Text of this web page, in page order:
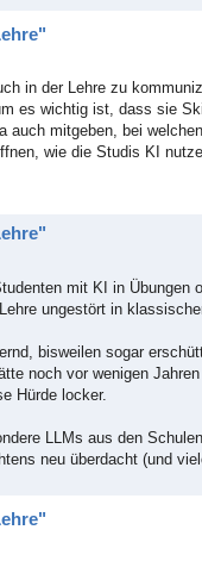
in der Lehre zu
es wichtig ist, dass sie
auch mitgeben, bei
wie die Studis KI
mit KI in Übungen
ungestört in
bisweilen sogar
noch vor wenigen
Hürde locker.
LLMs aus den
neu überdacht (und